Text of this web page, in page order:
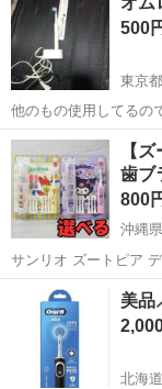
500
東京
他のもの使用してるの
東京 世田谷区
【
歯ブ
800
沖縄
サンリオ ズートピア
替えブラ…
沖縄 て
北海